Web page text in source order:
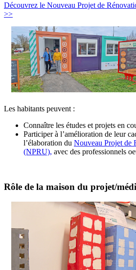
Découvrez le Nouveau Projet de
>>
Les habitants peuvent :
Connaître les études et projets en
Participer à l’amélioration de leur
l’élaboration du Nouveau Projet de
(NPRU), avec des professionnels
Rôle de la maison du projet/